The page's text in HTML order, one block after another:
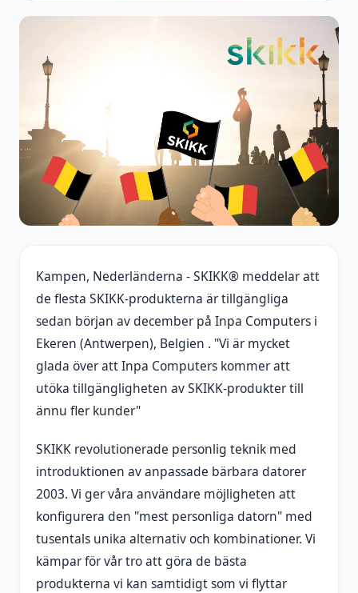
Kampen, Nederländerna - SKIKK® meddelar att
de flesta SKIKK-produkterna är tillgängliga
sedan början av december på Inpa Computers i
Ekeren (Antwerpen), Belgien . "Vi är mycket
glada över att Inpa Computers kommer att
utöka tillgängligheten av SKIKK-produkter till
ännu fler kunder"
SKIKK revolutionerade personlig teknik med
introduktionen av anpassade bärbara datorer
2003. Vi ger våra användare möjligheten att
konfigurera den "mest personliga datorn" med
tusentals unika alternativ och kombinationer. Vi
kämpar för vår tro att göra de bästa
produkterna vi kan samtidigt som vi flyttar